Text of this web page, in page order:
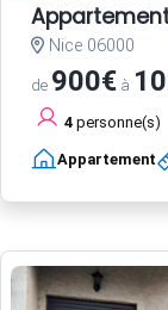
Nice 06000
de 900€ à
4 personne(s)
Appartement